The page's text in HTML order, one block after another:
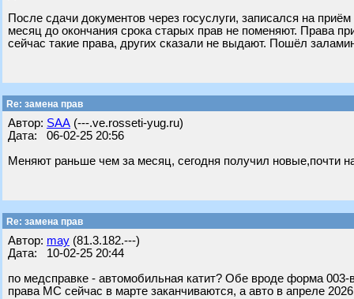
После сдачи документов через госуслуги, записался на
месяц до окончания срока старых прав не поменяют. Права
сейчас такие права, других сказали не выдают. Пошëл
Re: замена прав
Автор: SAA (---.ve.rosseti-yug.ru)
Дата: 06-02-25 20:56
Меняют раньше чем за месяц, сегодня получил новые,почти
Re: замена прав
Автор: may (81.3.182.---)
Дата: 10-02-25 20:44
по медсправке - автомобильная катит? Обе вроде форма 003-
права МС сейчас в марте заканчиваются, а авто в апреле